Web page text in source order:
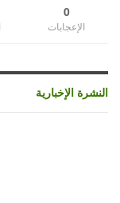
0
الإعجابات
النشرة الإخبارية